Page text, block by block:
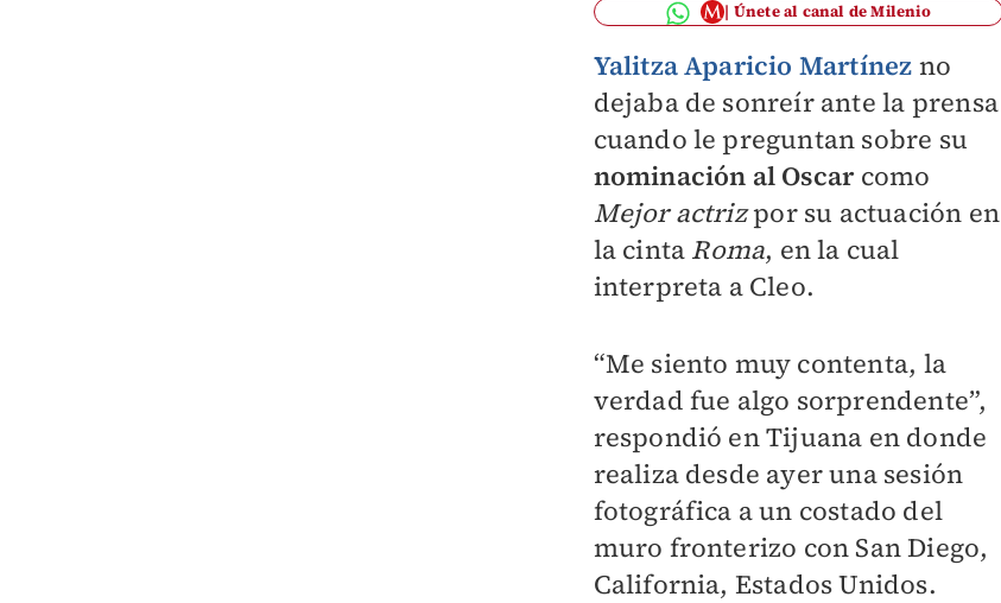
Únete al canal de Milenio
Yalitza Aparicio Martínez no
dejaba de sonreír ante la prensa
cuando le preguntan sobre su
nominación al Oscarcomo
Mejor actrizpor su actuación en
la cinta Roma, en la cual
interpreta a Cleo.
“Me siento muy contenta, la
verdad fue algo sorprendente”,
respondió en Tijuana en donde
realiza desde ayer una sesión
fotográfica a un costado del
muro fronterizo con San Diego,
California, Estados Unidos.